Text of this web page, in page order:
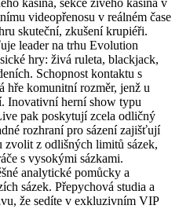
kasina, sekce živého kasina v
videopřenosu v reálném čase
skuteční, zkušení krupiéři.
leader na trhu Evolution
hry: živá ruleta, blackjack,
Schopnost kontaktu s
hře komunitní rozměr, jenž u
Inovativní herní show typu
pak poskytují zcela odličný
rozhraní pro sázení zajišťují
z odlišných limitů sázek,
s vysokými sázkami.
analytické pomůcky a
sázek. Přepychová studia a
že sedíte v exkluzivním VIP